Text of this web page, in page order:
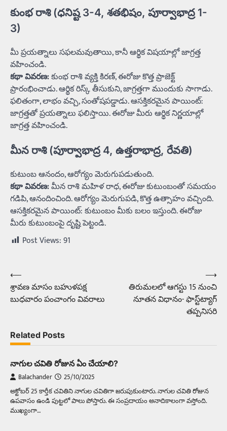
కుంభ రాశి (ధనిష్ట 3-4, శతభిషం, పూర్వాభాద్ర 1-
3)
మీ ప్రయత్నాలు సఫలమవుతాయి, కానీ ఆర్థిక విషయాల్లో జాగ్రత్త
వహించండి.
కథా వివరణ:కుంభ రాశి వ్యక్తి కిరణ్, ఈరోజు కొత్త ప్రాజెక్ట్
ప్రారంభించాడు. ఆర్థిక రిస్క్ తీసుకుని, జాగ్రత్తగా ముందుకు సాగాడు.
ఫలితంగా, లాభం వచ్చి, సంతోషపడ్డాడు. ఆసక్తికరమైన పాయింట్:
జాగ్రత్తతో ప్రయత్నాలు ఫలిస్తాయి. ఈరోజు మీరు ఆర్థిక నిర్ణయాల్లో
జాగ్రత్త వహించండి.
మీన రాశి (పూర్వాభాద్ర 4, ఉత్తరాభాద్ర, రేవతి)
కుటుంబ ఆనందం, ఆరోగ్యం మెరుగుపడుతుంది.
కథా వివరణ:మీన రాశి మహిళ రాధ, ఈరోజు కుటుంబంతో సమయం
గడిపి, ఆనందించింది. ఆరోగ్యం మెరుగుపడి, కొత్త ఉత్సాహం వచ్చింది.
ఆసక్తికరమైన పాయింట్: కుటుంబం మీకు బలం ఇస్తుంది. ఈరోజు
మీరు కుటుంబంపై దృష్టి పెట్టండి.
Post Views:91
Post
navigation
⟵
శ్రావణ మాసం బహుళపక్ష
బుధవారం పంచాంగం వివరాలు
తిరుమలలో ఆగస్టు 15 నుంచి
నూతన విధానం- ఫాస్ట్‌ట్యాగ్‌
తప్పనిసరి
⟶
Related Posts
నాగుల చవితి రోజున ఏం చేయాలి?
Balachander 25/10/2025
అక్టోబర్‌ 25 కార్తీక చవితిని నాగుల చవితిగా జరుపుకుంటారు. నాగుల చవితి రోజున
ఉపవాసం ఉండి పుట్టలో పాలు పోస్తారు. ఈ సంప్రదాయం అనాదికాలంగా వస్తోంది.
ముఖ్యంగా…